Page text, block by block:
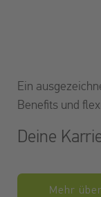
Ein
Benefits und
Deine
Mehr